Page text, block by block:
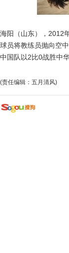
海阳（山东），2012
球员将教练员抛向空
中国队以2比0战胜中
(责任编辑：五月清风)